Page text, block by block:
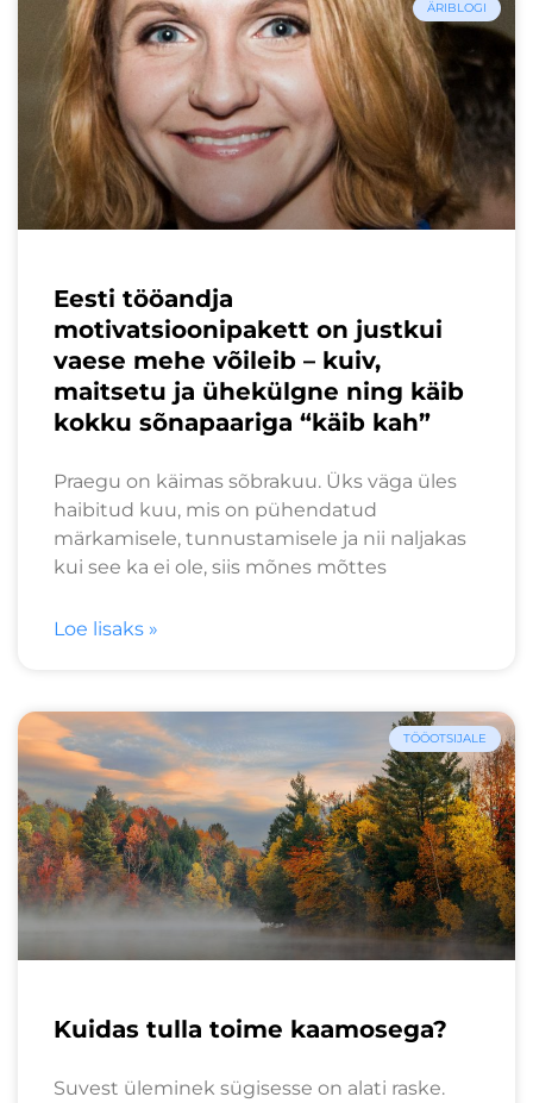
ÄRIBLOGI
Eesti tööandja
motivatsioonipakett on justkui
vaese mehe võileib – kuiv,
maitsetu ja ühekülgne ning käib
kokku sõnapaariga “käib kah”
Praegu on käimas sõbrakuu. Üks väga üles
haibitud kuu, mis on pühendatud
märkamisele, tunnustamisele ja nii naljakas
kui see ka ei ole, siis mõnes mõttes
Loe lisaks »
TÖÖOTSIJALE
Kuidas tulla toime kaamosega?
Suvest üleminek sügisesse on alati raske.